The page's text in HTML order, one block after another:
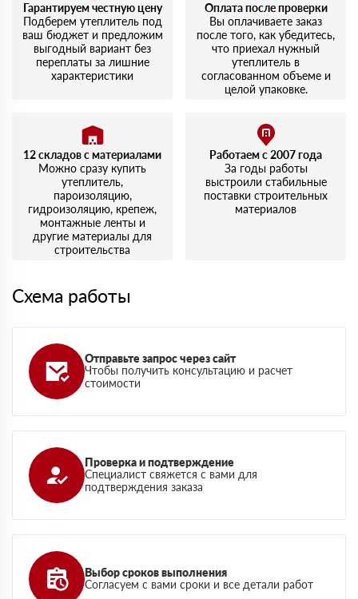
Гарантируем честную цену
Подберем утеплитель под
ваш бюджет и предложим
выгодный вариант без
переплаты за лишние
характеристики
Оплата после проверки
Вы оплачиваете заказ
после того, как убедитесь,
что приехал нужный
утеплитель в
согласованном объеме и
целой упаковке.
12 складов с материалами
Можно сразу купить
утеплитель,
пароизоляцию,
гидроизоляцию, крепеж,
монтажные ленты и
другие материалы для
строительства
Работаем с 2007 года
За годы работы
выстроили стабильные
поставки строительных
материалов
Схема работы
Отправьте запрос через сайт
Чтобы получить консультацию и расчет
стоимости
Проверка и подтверждение
Специалист свяжется с вами для
подтверждения заказа
Выбор сроков выполнения
Согласуем с вами сроки и все детали работ